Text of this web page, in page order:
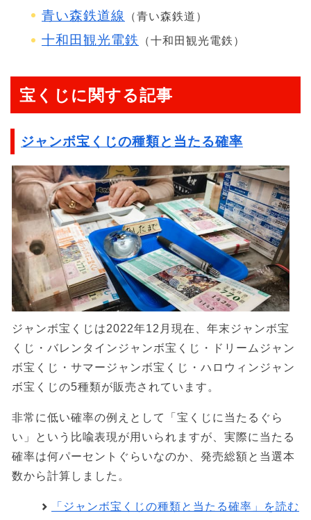
青い森鉄道線 （青い森鉄道）
十和田観光電鉄 （十和田観光電鉄）
宝くじに関する記事
ジャンボ宝くじの種類と当たる確率
ジャンボ宝くじは2022年12月現在、年末ジャンボ宝
くじ・バレンタインジャンボ宝くじ・ドリームジャン
ボ宝くじ・サマージャンボ宝くじ・ハロウィンジャン
ボ宝くじの5種類が販売されています。
非常に低い確率の例えとして「宝くじに当たるぐら
い」という比喩表現が用いられますが、実際に当たる
確率は何パーセントぐらいなのか、発売総額と当選本
数から計算しました。
「ジャンボ宝くじの種類と当たる確率」を読む